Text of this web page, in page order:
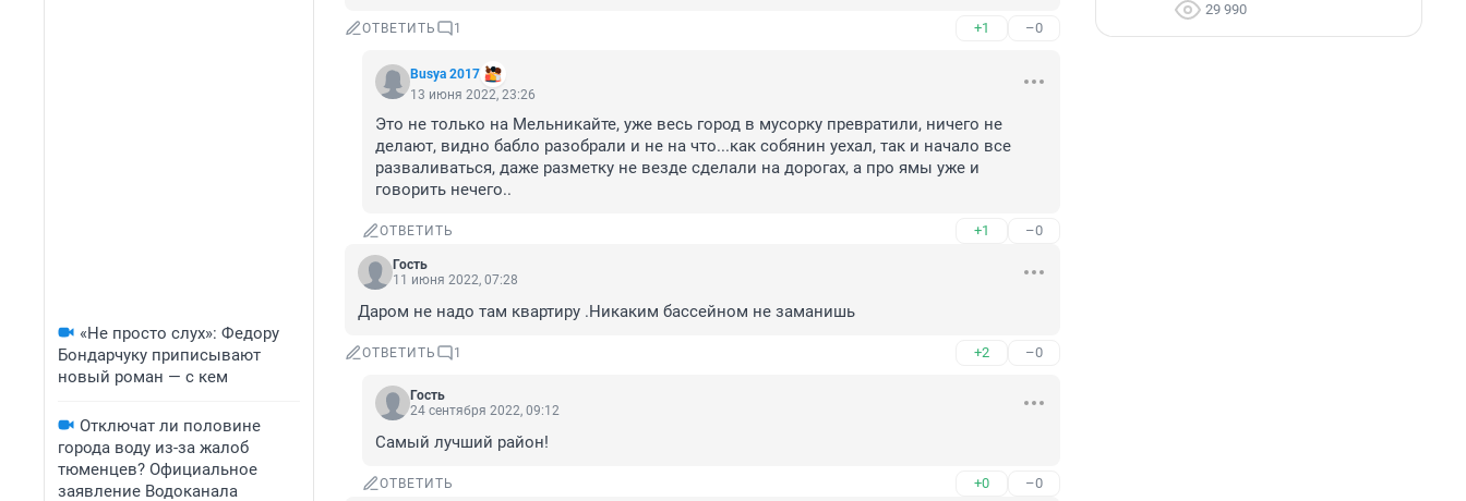
«Не просто слух»: Федору
Бондарчуку приписывают
новый роман — с кем
Отключат ли половине
города воду из-за жалоб
тюменцев? Официальное
заявление Водоканала
ОТВЕТИТЬ 1 +1 –0
Busya 2017
13 июня 2022, 23:26
Это не только на Мельникайте, уже весь город в мусорку превратили, ничего не
делают, видно бабло разобрали и не на что...как собянин уехал, так и начало все
разваливаться, даже разметку не везде сделали на дорогах, а про ямы уже и
говорить нечего..
ОТВЕТИТЬ +1 –0
Гость
11 июня 2022, 07:28
Даром не надо там квартиру .Никаким бассейном не заманишь
ОТВЕТИТЬ 1 +2 –0
Гость
24 сентября 2022, 09:12
Самый лучший район!
ОТВЕТИТЬ +0 –0
29 990